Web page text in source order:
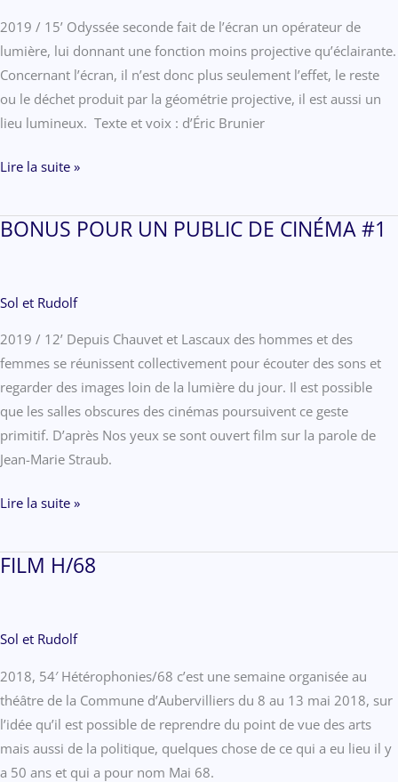
2019 / 15’ Odyssée seconde fait de l’écran un opérateur de
lumière, lui donnant une fonction moins projective qu’éclairante.
Concernant l’écran, il n’est donc plus seulement l’effet, le reste
ou le déchet produit par la géométrie projective, il est aussi un
lieu lumineux. Texte et voix : d’Éric Brunier
BONUS
UN
PUBLIC
#2
Lire la suite »
BONUS POUR UN PUBLIC DE CINÉMA #1
Sol et Rudolf
2019 / 12’ Depuis Chauvet et Lascaux des hommes et des
femmes se réunissent collectivement pour écouter des sons et
regarder des images loin de la lumière du jour. Il est possible
que les salles obscures des cinémas­ poursuivent ce geste
primitif. D’après Nos yeux se sont ouvert film sur la parole de
Jean-Marie Straub.
BONUS
UN
PUBLIC
#1
Lire la suite »
FILM H/68
Sol et Rudolf
2018, 54′ Hétérophonies/68 c’est une semaine organisée au
théâtre de la Commune d’Aubervilliers du 8 au 13 mai 2018, sur
l’idée qu’il est possible de reprendre du point de vue des arts
mais aussi de la politique, quelques chose de ce qui a eu lieu il y
a 50 ans et qui a pour nom Mai 68.